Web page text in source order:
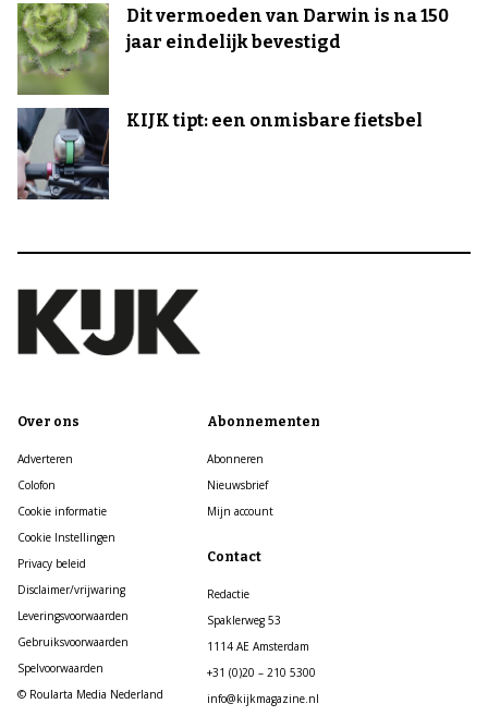
Dit vermoeden van Darwin is na 150
jaar eindelijk bevestigd
KIJK tipt: een onmisbare fietsbel
Over ons
Adverteren
Colofon
Cookie informatie
Cookie Instellingen
Privacy beleid
Disclaimer/vrijwaring
Leveringsvoorwaarden
Gebruiksvoorwaarden
Spelvoorwaarden
© Roularta Media Nederland
Abonnementen
Abonneren
Nieuwsbrief
Mijn account
Contact
Redactie
Spaklerweg 53
1114 AE Amsterdam
+31 (0)20 – 210 5300
info@kijkmagazine.nl